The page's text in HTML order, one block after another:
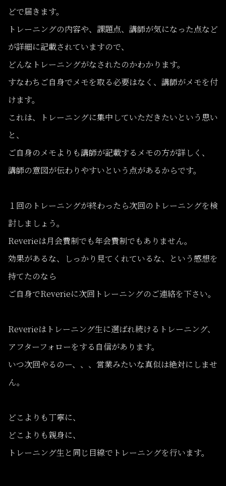
どで届きます。
トレーニングの内容や、課題点、講師が気になった点など
が詳細に記載されていますので、
どんなトレーニングがなされたのかわかります。
すなわちご自身でメモを取る必要はなく、講師がメモを付
けます。
これは、トレーニングに集中していただきたいという思い
と、
ご自身のメモよりも講師が記載するメモの方が詳しく、
講師の意図が伝わりやすいという点があるからです。
１回のトレーニングが終わったら次回のトレーニングを検
討しましょう。
Reverieは月会費制でも年会費制でもありません。
効果があるな、しっかり見てくれているな、という感想を
持てたのなら
ご自身でReverieに次回トレーニングのご連絡を下さい。
Reverieはトレーニング生に選ばれ続けるトレーニング、
アフターフォローをする自信があります。
いつ次回やるのー、、、営業みたいな真似は絶対にしませ
ん。
どこよりも丁寧に、
どこよりも親身に、
トレーニング生と同じ目線でトレーニングを行います。